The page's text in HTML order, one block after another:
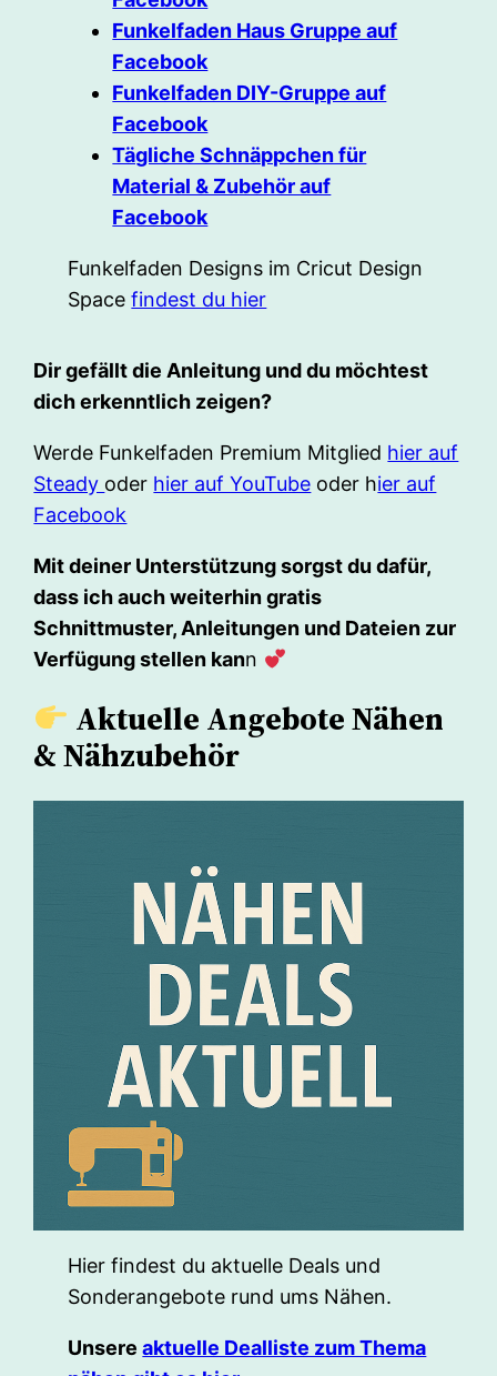
Funkelfaden Haus Gruppe auf
Facebook
Funkelfaden DIY-Gruppe auf
Facebook
Tägliche Schnäppchen für
Material & Zubehör auf
Facebook
Funkelfaden Designs im Cricut Design
Spacefindest du hier
Dir gefällt die Anleitung und du möchtest
dich erkenntlich zeigen?
Werde Funkelfaden Premium Mitglied hier auf
Steady oder hier auf YouTube oder hier auf
Facebook
Mit deiner Unterstützung sorgst du dafür,
dass ich auch weiterhin gratis
Schnittmuster, Anleitungen und Dateien zur
Verfügung stellen kann
Aktuelle Angebote Nähen
& Nähzubehör
Hier findest du aktuelle Deals und
Sonderangebote rund ums Nähen.
Unsereaktuelle Dealliste zum Thema